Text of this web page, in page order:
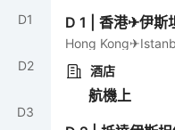
D1
D2
D3
D1 |香港✈伊斯
Hong
酒店
航機上